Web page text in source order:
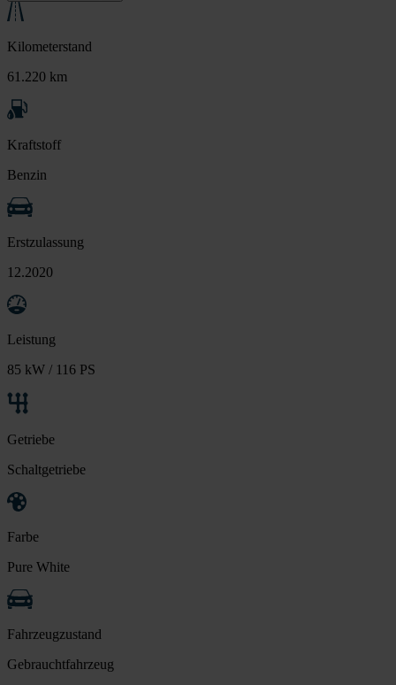
Kilometerstand
61.220 km
Kraftstoff
Benzin
Erstzulassung
12.2020
Leistung
85 kW / 116 PS
Getriebe
Schaltgetriebe
Farbe
Pure White
Fahrzeugzustand
Gebrauchtfahrzeug